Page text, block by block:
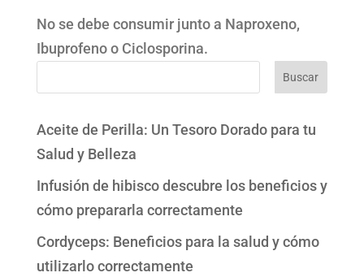
No se debe consumir junto a Naproxeno,
Ibuprofeno o Ciclosporina.
Buscar
Aceite de Perilla: Un Tesoro Dorado para tu
Salud y Belleza
Infusión de hibisco descubre los beneficios y
cómo prepararla correctamente
Cordyceps: Beneficios para la salud y cómo
utilizarlo correctamente